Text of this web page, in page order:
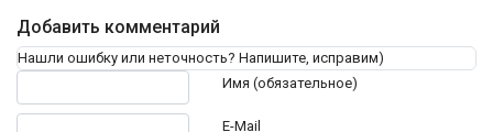
Добавить комментарий
Нашли ошибку или неточность? Напишите, исправим)
Имя (обязательное)
E-Mail